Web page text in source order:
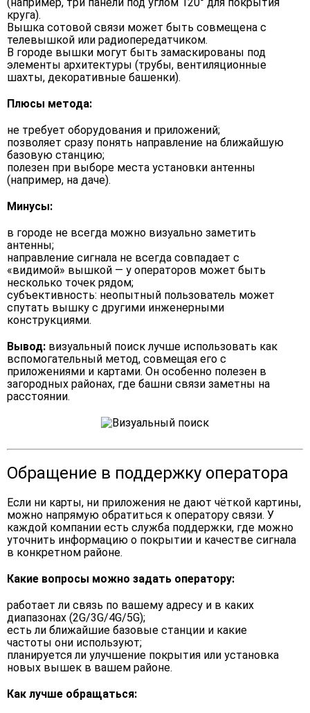
круга).
Вышка сотовой связи может быть совмещена с
телевышкой или радиопередатчиком.
В городе вышки могут быть замаскированы под
элементы архитектуры (трубы, вентиляционные
шахты, декоративные башенки).
Плюсы метода:
не требует оборудования и приложений;
позволяет сразу понять направление на ближайшую
базовую станцию;
полезен при выборе места установки антенны
(например, на даче).
Минусы:
в городе не всегда можно визуально заметить
антенны;
направление сигнала не всегда совпадает с
«видимой» вышкой — у операторов может быть
несколько точек рядом;
субъективность: неопытный пользователь может
спутать вышку с другими инженерными
конструкциями.
Вывод: визуальный поиск лучше использовать как
вспомогательный метод, совмещая его с
приложениями и картами. Он особенно полезен в
загородных районах, где башни связи заметны на
расстоянии.
Обращение в поддержку оператора
Если ни карты, ни приложения не дают чёткой картины,
можно напрямую обратиться к оператору связи. У
каждой компании есть служба поддержки, где можно
уточнить информацию о покрытии и качестве сигнала
в конкретном районе.
Какие вопросы можно задать оператору:
работает ли связь по вашему адресу и в каких
диапазонах (2G/3G/4G/5G);
есть ли ближайшие базовые станции и какие
частоты они используют;
планируется ли улучшение покрытия или установка
новых вышек в вашем районе.
Как лучше обращаться: